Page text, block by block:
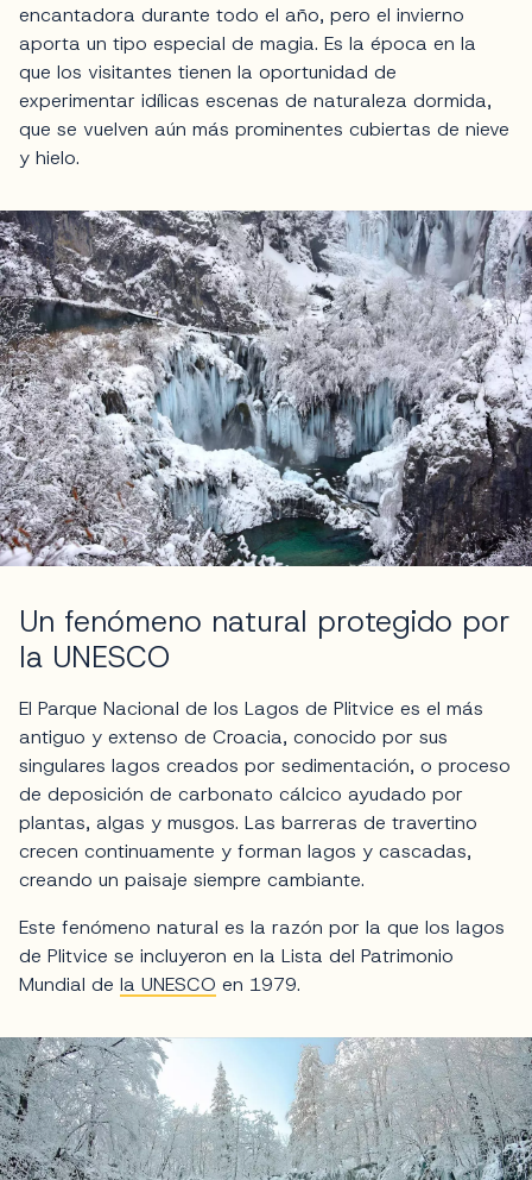
encantadora durante todo el año, pero el invierno
aporta un tipo especial de magia. Es la época en la
que los visitantes tienen la oportunidad de
experimentar idílicas escenas de naturaleza dormida,
que se vuelven aún más prominentes cubiertas de nieve
y hielo.
Un fenómeno natural protegido por
la UNESCO
El Parque Nacional de los Lagos de Plitvice es el más
antiguo y extenso de Croacia, conocido por sus
singulares lagos creados por sedimentación, o proceso
de deposición de carbonato cálcico ayudado por
plantas, algas y musgos. Las barreras de travertino
crecen continuamente y forman lagos y cascadas,
creando un paisaje siempre cambiante.
Este fenómeno natural es la razón por la que los lagos
de Plitvice se incluyeron en la Lista del Patrimonio
Mundial de la UNESCO en 1979.